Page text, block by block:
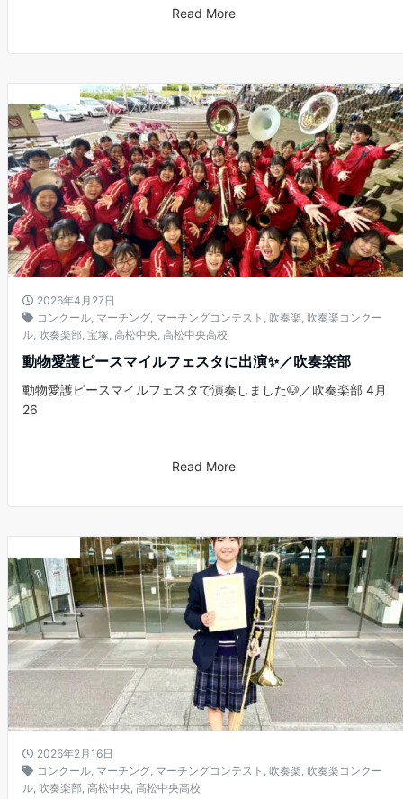
Read More
2026年4月27日
コンクール, マーチング, マーチングコンテスト , 吹奏楽, 吹奏楽コンクー
ル, 吹奏楽部, 宝塚, 高松中央, 高松中央高校
動物愛護ピースマイルフェスタに出演✨／吹奏楽部
動物愛護ピースマイルフェスタで演奏しました🐶／吹奏楽部 4月
26
Read More
2026年2月16日
コンクール マーチング マーチングコンテスト 吹奏楽 吹奏楽コンクー
ル 吹奏楽部 高松中央 高松中央高校